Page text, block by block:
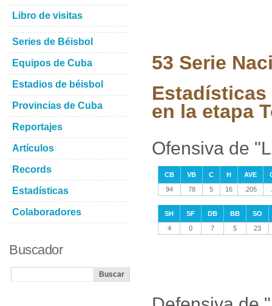
53 Serie
en la etapa
Ofensiva de
CB VB C H AVE
94
78 5 16 .205
SH SF DB BB
SO
4
0 7 5 23
Libro de visitas
Series de Béisbol
Equipos de Cuba
Estadios de béisbol
Provincias de Cuba
Reportajes
Artículos
Records
Estadísticas
Colaboradores
Buscador